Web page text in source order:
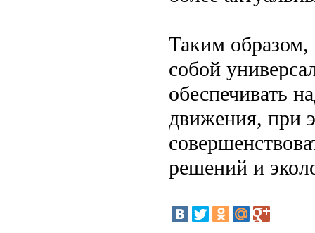
Таким образом,
собой
обеспечивать
движения, при
решений и